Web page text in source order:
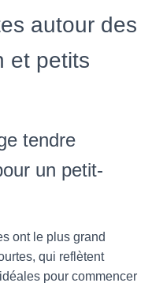
autour des
et petits
tendre
un petit-
ont le plus grand
qui reflètent
pour commencer